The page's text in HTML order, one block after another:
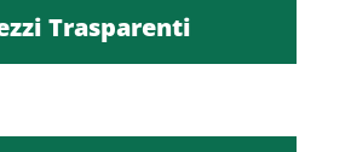
Trasparenti